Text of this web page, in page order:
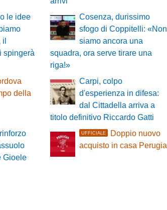
le idee
spingerà
Cosenza, durissimo
sfogo di Coppitelli: «Non
siamo ancora una
squadra, ora serve tirare una
riga!»
della
Carpi, colpo
d'esperienza in difesa:
dal Cittadella arriva a
titolo definitivo Riccardo Gatti
Gioele
UFFICIALE
Doppio nuovo
acquisto in casa Perugia